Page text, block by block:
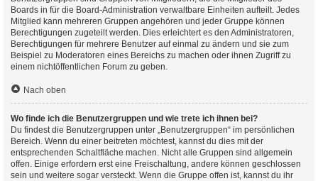
Boards in für die Board-Administration verwaltbare Einheiten aufteilt. Jedes
Mitglied kann mehreren Gruppen angehören und jeder Gruppe können
Berechtigungen zugeteilt werden. Dies erleichtert es den Administratoren,
Berechtigungen für mehrere Benutzer auf einmal zu ändern und sie zum
Beispiel zu Moderatoren eines Bereichs zu machen oder ihnen Zugriff zu
einem nichtöffentlichen Forum zu geben.
Nach oben
Wo finde ich die Benutzergruppen und wie trete ich ihnen bei?
Du findest die Benutzergruppen unter „Benutzergruppen“ im persönlichen
Bereich. Wenn du einer beitreten möchtest, kannst du dies mit der
entsprechenden Schaltfläche machen. Nicht alle Gruppen sind allgemein
offen. Einige erfordern erst eine Freischaltung, andere können geschlossen
sein und weitere sogar versteckt. Wenn die Gruppe offen ist, kannst du ihr